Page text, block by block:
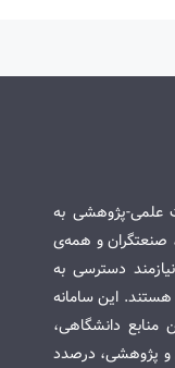
علمی-پژوهشی به
صنعتگران و همه‌ی
دسترسی به
این سامانه
منابع دانشگاهی،
و پژوهشی، درصدد